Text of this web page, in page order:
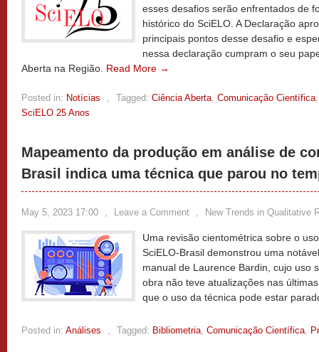
esses desafios serão enfrentados de
histórico do SciELO. A Declaração
principais pontos desse desafio e
nessa declaração cumpram o seu
Aberta na Região. Read More →
Posted in: Notícias , Tagged: Ciência Aberta, Comunicação Científica
SciELO 25 Anos
Mapeamento da produção em análise de
Brasil indica uma técnica que parou no
May 5, 2023 17:00 , Leave a Comment , New Trends in Qualitative
Uma revisão cientométrica sobre o
SciELO-Brasil demonstrou uma
manual de Laurence Bardin, cujo uso
obra não teve atualizações nas
que o uso da técnica pode estar
Posted in: Análises , Tagged: Bibliometria, Comunicação Científica,